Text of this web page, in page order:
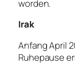
worden.
Irak
Anfang April
Ruhepause